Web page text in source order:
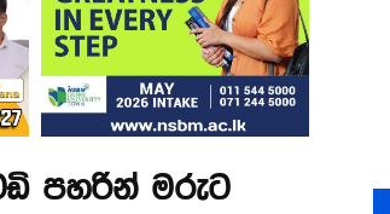
පහරින් මරුට